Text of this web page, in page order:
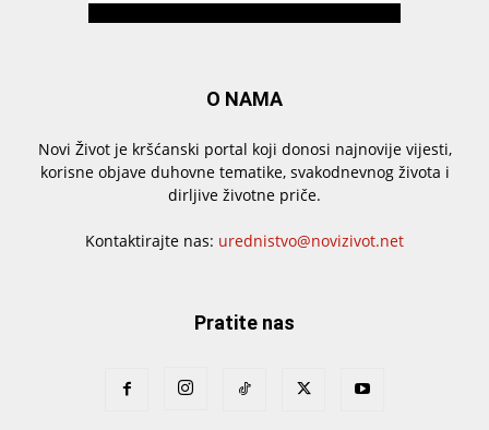
O NAMA
Novi Život je kršćanski portal koji donosi najnovije vijesti,
korisne objave duhovne tematike, svakodnevnog života i
dirljive životne priče.
Kontaktirajte nas: urednistvo@novizivot.net
Pratite nas